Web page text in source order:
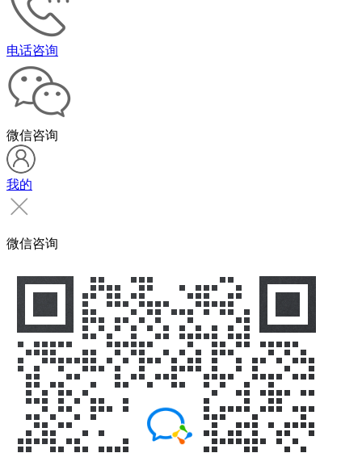
电话咨询
微信咨询
我的
微信咨询